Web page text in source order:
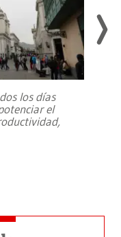
los días
el